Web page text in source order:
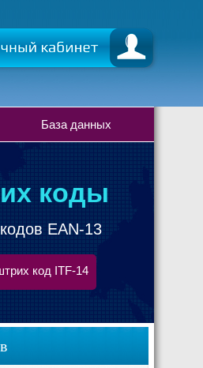
База данных
коды
EAN-13
код ITF-14